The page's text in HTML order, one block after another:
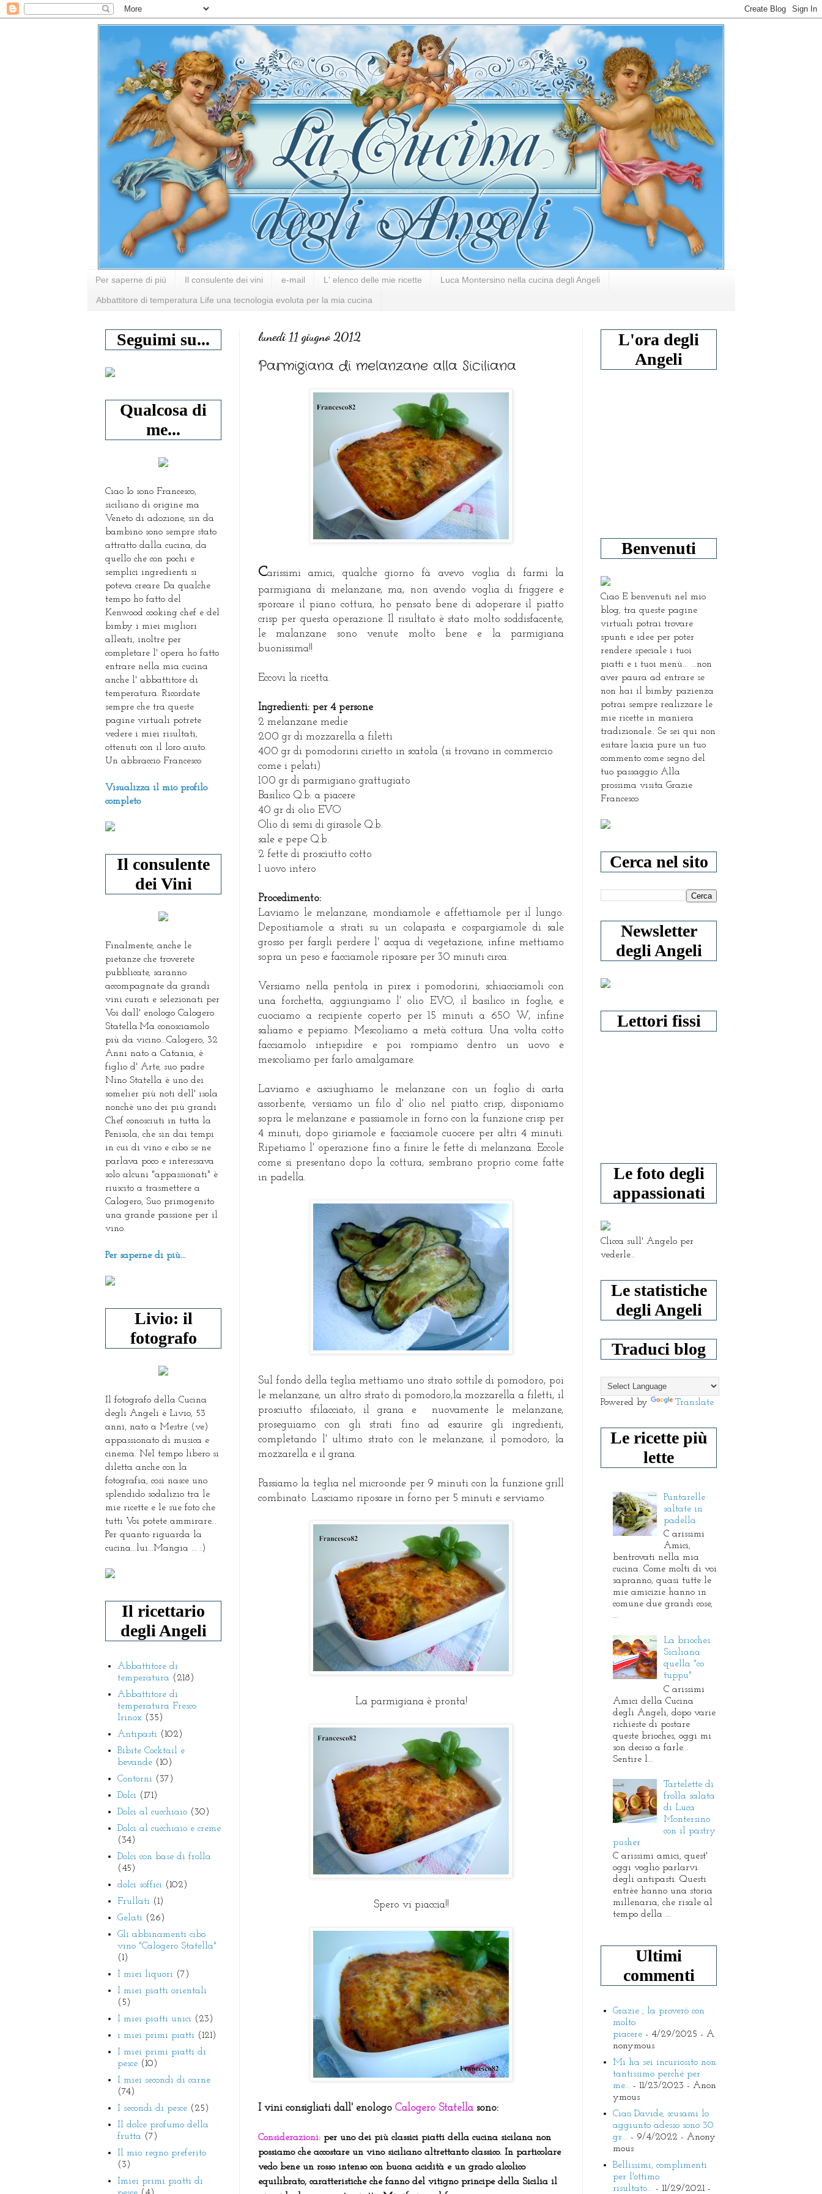
Per saperne di più Il consulente dei vini e-mail L' elenco delle mie ricette Luca Montersino nella cucina degli Angeli
Abbattitore di temperatura Life una tecnologia evoluta per la mia cucina
lunedì 11 giugno 2012
Parmigiana di melanzane alla Siciliana
Carissimi amici, qualche giorno fà avevo voglia di farmi la
parmigiana di melanzane, ma, non avendo voglia di friggere e
sporcare il piano cottura, ho pensato bene di adoperare il piatto
crisp per questa operazione. Il risultato è stato molto soddisfacente,
le malanzane sono venute molto bene e la parmigiana
buonissima!!
Eccovi la ricetta.
Ingredienti: per 4 persone
2 melanzane medie
200 gr di mozzarella a filetti
400 gr di pomodorini cirietto in scatola (si trovano in commercio
come i pelati)
100 gr di parmigiano grattugiato
Basilico Q.b. a piacere
40 gr di olio EVO
Olio di semi di girasole Q.b.
sale e pepe Q.b.
2 fette di prosciutto cotto
1 uovo intero
Procedimento:
Laviamo le melanzane, mondiamole e affettiamole per il lungo.
Depositiamole a strati su un colapasta e cospargiamole di sale
grosso per fargli perdere l' acqua di vegetazione, infine mettiamo
sopra un peso e facciamole riposare per 30 minuti circa.
Versiamo nella pentola in pirex i pomodorini, schiacciamoli con
una forchetta, aggiungiamo l' olio EVO, il basilico in foglie, e
cuociamo a recipiente coperto per 15 minuti a 650 W, infine
saliamo e pepiamo. Mescoliamo a metà cottura. Una volta cotto
facciamolo intiepidire e poi rompiamo dentro un uovo e
mescoliamo per farlo amalgamare.
Laviamo e asciughiamo le melanzane con un foglio di carta
assorbente, versiamo un filo d' olio nel piatto crisp, disponiamo
sopra le melanzane e passiamole in forno con la funzione crisp per
4 minuti, dopo giriamole e facciamole cuocere per altri 4 minuti.
Ripetiamo l' operazione fino a finire le fette di melanzana. Eccole
come si presentano dopo la cottura, sembrano proprio come fatte
in padella.
Sul fondo della teglia mettiamo uno strato sottile di pomodoro, poi
le melanzane, un altro strato di pomodoro,la mozzarella a filetti, il
prosciutto sfilacciato, il grana e nuovamente le melanzane,
proseguiamo con gli strati fino ad esaurire gli ingredienti,
completando l' ultimo strato con le melanzane, il pomodoro, la
mozzarella e il grana.
Passiamo la teglia nel microonde per 9 minuti con la funzione grill
combinato. Lasciamo riposare in forno per 5 minuti e serviamo.
La parmigiana è pronta!
Spero vi piaccia!!
I vini consigliati dall' enologo Calogero Statella sono:
Considerazioni: per uno dei più classici piatti della cucina sicilana non
possiamo che accostare un vino siciliano altrettanto classico. In particolare
vedo bene un rosso intenso con buona acidità e un grado alcolico
equilibrato, caratteristiche che fanno del vitigno principe della Sicilia il
Seguimi su...
Qualcosa di
me...
Ciao Io sono Francesco,
siciliano di origine ma
Veneto di adozione, sin da
bambino sono sempre stato
attratto dalla cucina, da
quello che con pochi e
semplici ingredienti si
poteva creare. Da qualche
tempo ho fatto del
Kenwood cooking chef e del
bimby i miei migliori
alleati, inoltre per
completare l' opera ho fatto
entrare nella mia cucina
anche l' abbattitore di
temperatura. Ricordate
sempre che tra queste
pagine virtuali potrete
vedere i miei risultati,
ottenuti con il loro aiuto.
Un abbraccio Francesco
Visualizza il mio profilo
completo
Il consulente
dei Vini
Finalmente, anche le
pietanze che troverete
pubblicate, saranno
accompagnate da grandi
vini curati e selezionati per
Voi dall' enologo Calogero
Statella.Ma conosciamolo
più da vicino...Calogero, 32
Anni nato a Catania, è
figlio d' Arte, suo padre
Nino Statella è uno dei
somelier più noti dell' isola
nonchè uno dei più grandi
Chef conosciuti in tutta la
Penisola, che sin dai tempi
in cui di vino e cibo se ne
parlava poco e interessava
solo alcuni "appassionati" è
riuscito a trasmettere a
Calogero, Suo primogenito
una grande passione per il
vino.
Per saperne di più...
Livio: il
fotografo
Il fotografo della Cucina
degli Angeli è Livio, 53
anni, nato a Mestre (ve)
appassionato di musica e
cinema. Nel tempo libero si
diletta anche con la
fotografia, così nasce uno
splendido sodalizio tra le
mie ricette e le sue foto che
tutti Voi potete ammirare...
Per quanto riguarda la
cucina...lui...Mangia ... :)
Il ricettario
degli Angeli
Abbattitore di
temperatura (218)
Abbattitore di
temperatura Fresco
Irinox (35)
Antipasti (102)
Bibite Cocktail e
bevande (10)
Contorni (37)
Dolci (171)
Dolci al cucchiaio (30)
Dolci al cucchiaio e creme
(34)
Dolci con base di frolla
(45)
dolci soffici (102)
Frullati (1)
Gelati (26)
Gli abbinamenti cibo
vino "Calogero Statella"
(1)
I miei liquori (7)
I miei piatti orientali
(5)
I miei piatti unici (23)
i miei primi piatti (121)
I miei primi piatti di
pesce (10)
I miei secondi di carne
(74)
I secondi di pesce (25)
Il dolce profumo della
frutta (7)
Il mio regno preferito
(3)
Imiei primi piatti di
L'ora degli
Angeli
Benvenuti
Ciao E benvenuti nel mio
blog, tra queste pagine
virtuali potrai trovare
spunti e idee per poter
rendere speciale i tuoi
piatti e i tuoi menù... ...non
aver paura ad entrare se
non hai il bimby pazienza
potrai sempre realizzare le
mie ricette in maniera
tradizionale.. Se sei qui non
esitare lascia pure un tuo
commento come segno del
tuo passaggio Alla
prossima visita Grazie
Francesco
Cerca nel sito
Newsletter
degli Angeli
Lettori fissi
Le foto degli
appassionati
Clicca sull' Angelo per
vederle...
Le statistiche
degli Angeli
Traduci blog
Powered by Translate
Le ricette più
lette
Puntarelle
saltate in
padella
C arissimi
Amici,
bentrovati nella mia
cucina. Come molti di voi
sapranno, quasi tutte le
mie amicizie hanno in
comune due grandi cose,
...
La brioches
Siciliana
quella "co
tuppu"
C arissimi
Amici della Cucina
degli Angeli, dopo varie
richieste di postare
queste brioches, oggi mi
son deciso a farle...
Sentire l...
Tartelette di
frolla salata
di Luca
Montersino
con il pastry
pusher
C arissimi amici, quest'
oggi voglio parlarvi
degli antipasti. Questi
entrèe hanno una storia
millenaria, che risale al
tempo della ...
Ultimi
commenti
Grazie , la proverò con
molto
piacere - 4/29/2025 - A
nonymous
Mi ha sei incuriosito non
tantissimo perché per
me... - 11/23/2023 - Anon
ymous
Ciao Davide, scusami lo
aggiunto adesso sono 30
gr... - 9/4/2022 - Anony
mous
Bellissimi, complimenti
per l'ottimo
risultato... - 11/29/2021-